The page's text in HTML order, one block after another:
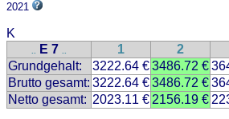
2021
K
.. E 7 .. 1 2
Grundgehalt:
3222.64 €3486.72 €
Brutto gesamt: 3222.64 €3486.72 €
Netto gesamt: 2023.11 € 2156.19 €